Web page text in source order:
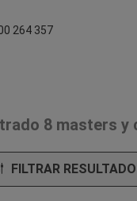
264 357
8 masters y
FILTRAR